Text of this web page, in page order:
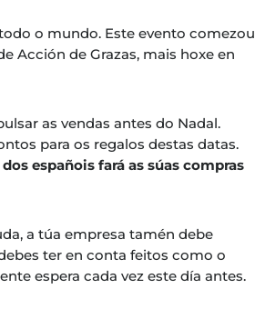
o mundo. Este evento comezou
Acción de Grazas, mais hoxe en
as vendas antes do Nadal.
para os regalos destas datas.
dos españois fará as súas compras
a túa empresa tamén debe
ter en conta feitos como o
espera cada vez este día antes.